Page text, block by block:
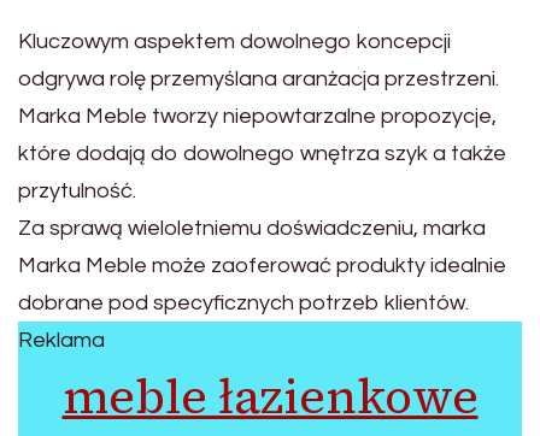
Kluczowym aspektem dowolnego koncepcji
odgrywa rolę przemyślana aranżacja przestrzeni.
Marka Meble tworzy niepowtarzalne propozycje,
które dodają do dowolnego wnętrza szyk a także
przytulność.
Za sprawą wieloletniemu doświadczeniu, marka
Marka Meble może zaoferować produkty idealnie
dobrane pod specyficznych potrzeb klientów.
Reklama
meble łazienkowe